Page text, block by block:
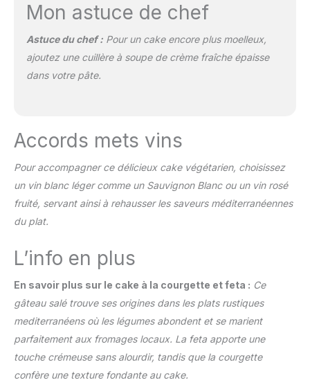
Mon astuce de chef
Astuce du chef :Pour un cake encore plus moelleux,
ajoutez une cuillère à soupe de crème fraîche épaisse
dans votre pâte.
Accords mets vins
Pour accompagner ce délicieux cake végétarien, choisissez
un vin blanc léger comme un Sauvignon Blanc ou un vin rosé
fruité, servant ainsi à rehausser les saveurs méditerranéennes
du plat.
L’info en plus
En savoir plus sur le cake à la courgette et feta : Ce
gâteau salé trouve ses origines dans les plats rustiques
mediterranéens où les légumes abondent et se marient
parfaitement aux fromages locaux. La feta apporte une
touche crémeuse sans alourdir, tandis que la courgette
confère une texture fondante au cake.